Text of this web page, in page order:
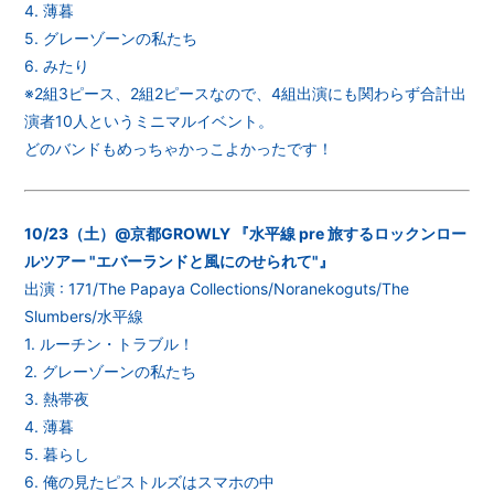
4. 薄暮
5. グレーゾーンの私たち
6. みたり
※2組3ピース、2組2ピースなので、4組出演にも関わらず合計出
演者10人というミニマルイベント。
どのバンドもめっちゃかっこよかったです！
10/23（土）@京都GROWLY 『水平線 pre 旅するロックンロー
ルツアー "エバーランドと風にのせられて"』
出演 : 171/The Papaya Collections/Noranekoguts/The
Slumbers/水平線
1. ルーチン・トラブル！
2. グレーゾーンの私たち
3. 熱帯夜
4. 薄暮
5. 暮らし
6. 俺の見たピストルズはスマホの中